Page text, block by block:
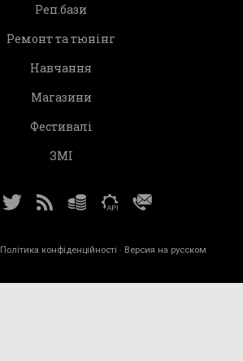
Реп.бази
Ремонт та тюнінг
Навчання
Магазини
Фестивалі
ЗМІ
Політика конфіденційності · Версия на русском